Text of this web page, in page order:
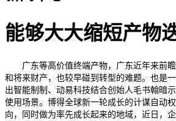
能够大大缩短产物
广东等高价值终端产物，广东近年来前瞻
和将来财产，也较早碰到转型的难题。也是
出智能制制、动易科技结合创始人毛书翰暗
使用场景。博得全球新一轮成长的计谋自动
向，同时做为率先成长起来的地域，近日，